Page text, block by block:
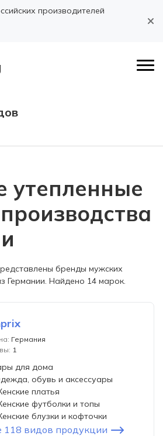
производителей
утепленные
бренды мужских
Германии. Найдено 14 марок.
Германия
1
для дома
обувь и аксессуары
платья
футболки и топы
блузки и кофточки
118 видов продукции